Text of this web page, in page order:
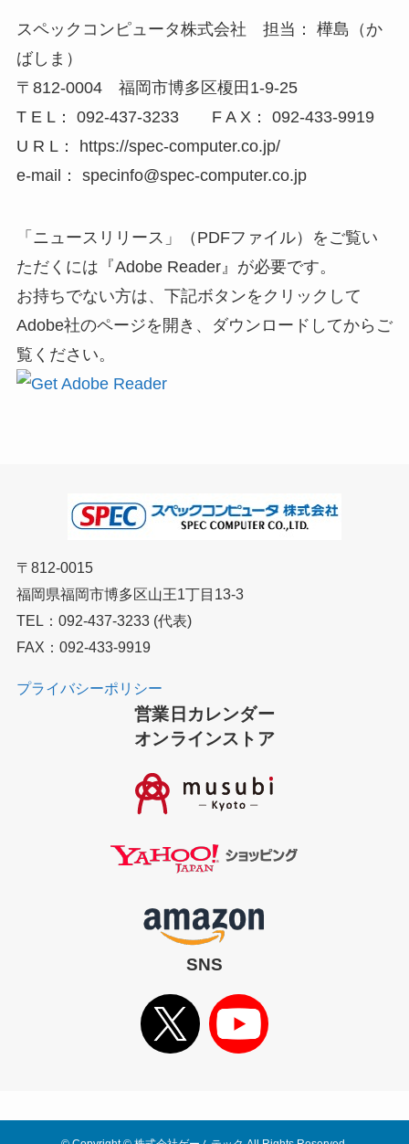
スペックコンピュータ株式会社 担当： 樺島（か
ばしま）
〒812-0004 福岡市博多区榎田1-9-25
T E L： 092-437-3233 F A X： 092-433-9919
U R L： https://spec-computer.co.jp/
e-mail： specinfo@spec-computer.co.jp
「ニュースリリース」（PDFファイル）をご覧い
ただくには『Adobe Reader』が必要です。
お持ちでない方は、下記ボタンをクリックして
Adobe社のページを開き、ダウンロードしてからご
覧ください。
〒812-0015
福岡県福岡市博多区山王1丁目13-3
TEL：092-437-3233 (代表)
FAX：092-433-9919
プライバシーポリシー
営業日カレンダー
オンラインストア
SNS